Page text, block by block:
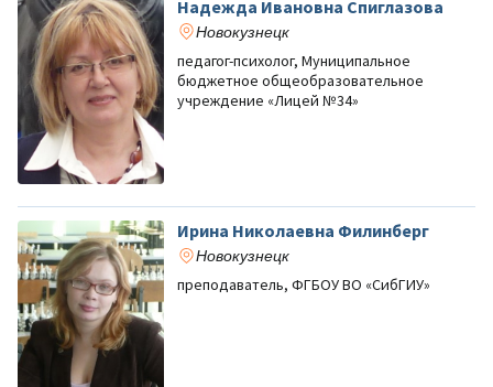
Надежда Ивановна Спиглазова
Новокузнецк
педагог-психолог, Муниципальное
бюджетное общеобразовательное
учреждение «Лицей №34»
Ирина Николаевна Филинберг
Новокузнецк
преподаватель, ФГБОУ ВО «СибГИУ»